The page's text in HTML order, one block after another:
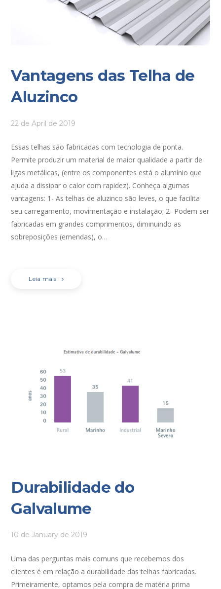
Vantagens das Telha de
Aluzinco
22 de April de 2019
Essas telhas são fabricadas com tecnologia de ponta.
Permite produzir um material de maior qualidade a partir de
ligas metálicas, (entre os componentes está o alumínio que
ajuda a dissipar o calor com rapidez). Conheça algumas
vantagens: 1- As telhas de aluzinco são leves, o que facilita
seu carregamento, movimentação e instalação; 2- Podem ser
fabricadas em grandes comprimentos, diminuindo as
sobreposições (emendas), o…
Leia mais
Durabilidade do
Galvalume
10 de January de 2019
Uma das perguntas mais comuns que recebemos dos
clientes é em relação a durabilidade das telhas fabricadas.
Primeiramente, optamos pela compra de matéria prima